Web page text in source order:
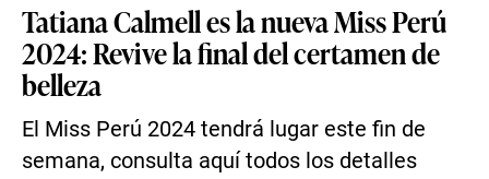
Tatiana Calmell es la nueva Miss Perú
2024: Revive la final del certamen de
belleza
El Miss Perú 2024 tendrá lugar este fin de
semana, consulta aquí todos los detalles